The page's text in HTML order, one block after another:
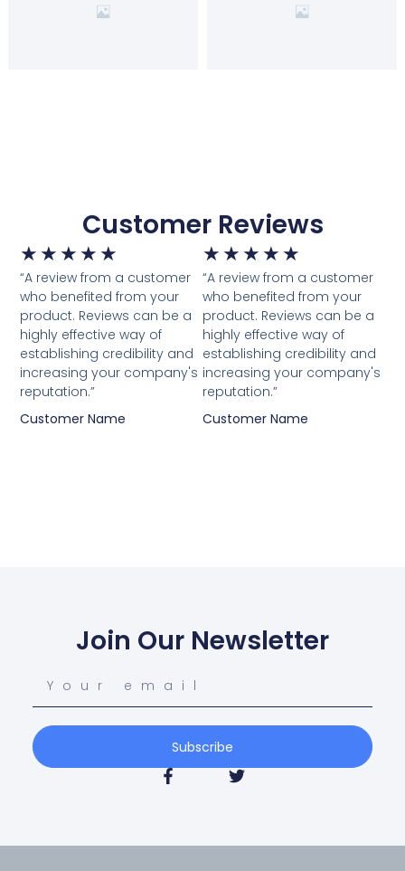
Customer Reviews
★ ★ ★ ★ ★
“A review from a customer
who benefited from your
product. Reviews can be a
highly effective way of
establishing credibility and
increasing your company's
reputation.”
Customer Name
★ ★ ★ ★ ★
“A review from a customer
who benefited from your
product. Reviews can be a
highly effective way of
establishing credibility and
increasing your company's
reputation.”
Customer Name
Join Our Newsletter
Subscribe